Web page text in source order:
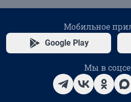
Мобильное
Google Play
Мы в